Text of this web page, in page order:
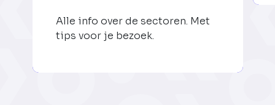
Alle info over de sectoren. Met
tips voor je bezoek.